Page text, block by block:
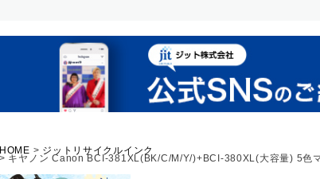
HOME ジットリサイクルインク
キヤノン Canon BCI-381XL(BK/C/M/Y/)+BCI-380XL(大容量) 5色